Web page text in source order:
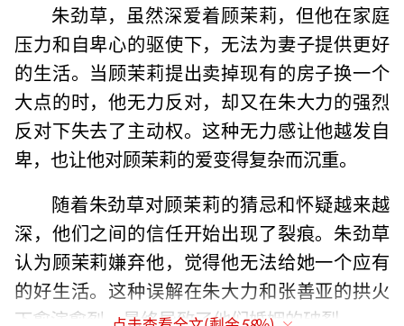
朱劲草，虽然深爱着顾茉莉，但他在家庭
压力和自卑心的驱使下，无法为妻子提供更好
的生活。当顾茉莉提出卖掉现有的房子换一个
大点的时，他无力反对，却又在朱大力的强烈
反对下失去了主动权。这种无力感让他越发自
卑，也让他对顾茉莉的爱变得复杂而沉重。
随着朱劲草对顾茉莉的猜忌和怀疑越来越
深，他们之间的信任开始出现了裂痕。朱劲草
认为顾茉莉嫌弃他，觉得他无法给她一个应有
的好生活。这种误解在朱大力和张善亚的拱火
下愈演愈烈，最终导致了他们婚姻的破裂。